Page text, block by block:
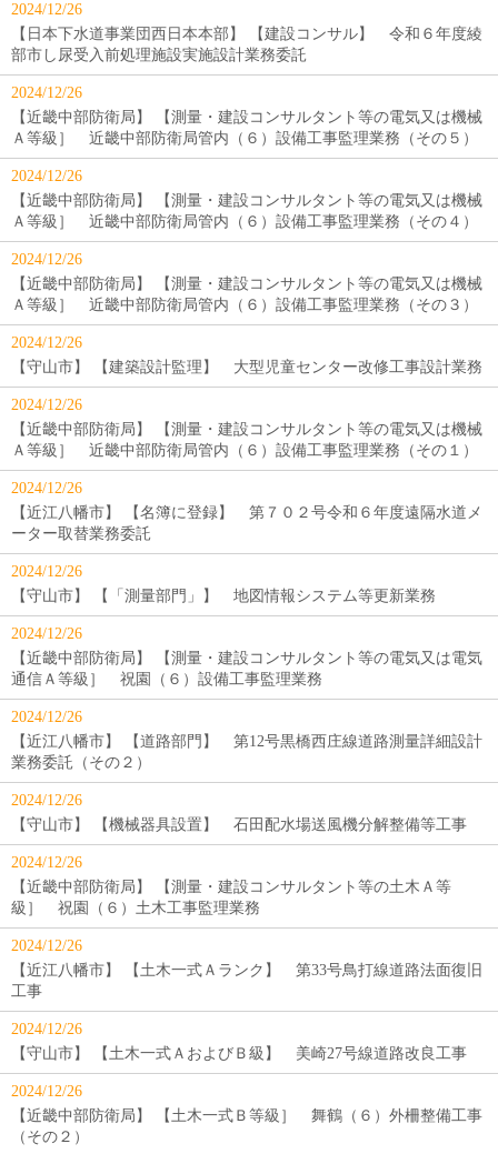
2024/12/26
【日本下水道事業団西日本本部】 【建設コンサル】 令和６年度綾
部市し尿受入前処理施設実施設計業務委託
2024/12/26
【近畿中部防衛局】 【測量・建設コンサルタント等の電気又は機械
Ａ等級］ 近畿中部防衛局管内（６）設備工事監理業務（その５）
2024/12/26
【近畿中部防衛局】 【測量・建設コンサルタント等の電気又は機械
Ａ等級］ 近畿中部防衛局管内（６）設備工事監理業務（その４）
2024/12/26
【近畿中部防衛局】 【測量・建設コンサルタント等の電気又は機械
Ａ等級］ 近畿中部防衛局管内（６）設備工事監理業務（その３）
2024/12/26
【守山市】 【建築設計監理】 大型児童センター改修工事設計業務
2024/12/26
【近畿中部防衛局】 【測量・建設コンサルタント等の電気又は機械
Ａ等級］ 近畿中部防衛局管内（６）設備工事監理業務（その１）
2024/12/26
【近江八幡市】 【名簿に登録】 第７０２号令和６年度遠隔水道メ
ーター取替業務委託
2024/12/26
【守山市】 【「測量部門」】 地図情報システム等更新業務
2024/12/26
【近畿中部防衛局】 【測量・建設コンサルタント等の電気又は電気
通信Ａ等級］ 祝園（６）設備工事監理業務
2024/12/26
【近江八幡市】 【道路部門】 第12号黒橋西庄線道路測量詳細設計
業務委託（その２）
2024/12/26
【守山市】 【機械器具設置】 石田配水場送風機分解整備等工事
2024/12/26
【近畿中部防衛局】 【測量・建設コンサルタント等の土木Ａ等
級］ 祝園（６）土木工事監理業務
2024/12/26
【近江八幡市】 【土木一式Ａランク】 第33号鳥打線道路法面復旧
工事
2024/12/26
【守山市】 【土木一式ＡおよびＢ級】 美崎27号線道路改良工事
2024/12/26
【近畿中部防衛局】 【土木一式Ｂ等級］ 舞鶴（６）外柵整備工事
（その２）